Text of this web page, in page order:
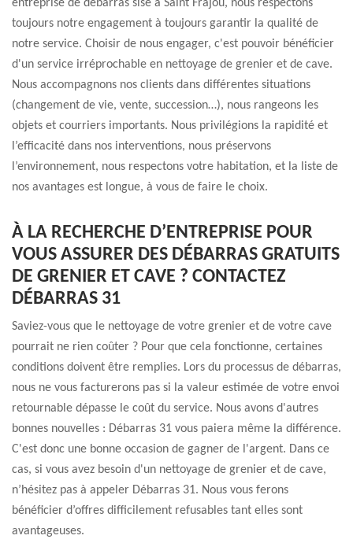
entreprise de débarras sise à Saint Frajou, nous respectons
toujours notre engagement à toujours garantir la qualité de
notre service. Choisir de nous engager, c'est pouvoir bénéficier
d'un service irréprochable en nettoyage de grenier et de cave.
Nous accompagnons nos clients dans différentes situations
(changement de vie, vente, succession…), nous rangeons les
objets et courriers importants. Nous privilégions la rapidité et
l’efficacité dans nos interventions, nous préservons
l’environnement, nous respectons votre habitation, et la liste de
nos avantages est longue, à vous de faire le choix.
À LA RECHERCHE D’ENTREPRISE POUR
VOUS ASSURER DES DÉBARRAS GRATUITS
DE GRENIER ET CAVE ? CONTACTEZ
DÉBARRAS 31
Saviez-vous que le nettoyage de votre grenier et de votre cave
pourrait ne rien coûter ? Pour que cela fonctionne, certaines
conditions doivent être remplies. Lors du processus de débarras,
nous ne vous facturerons pas si la valeur estimée de votre envoi
retournable dépasse le coût du service. Nous avons d'autres
bonnes nouvelles : Débarras 31 vous paiera même la différence.
C'est donc une bonne occasion de gagner de l'argent. Dans ce
cas, si vous avez besoin d'un nettoyage de grenier et de cave,
n’hésitez pas à appeler Débarras 31. Nous vous ferons
bénéficier d’offres difficilement refusables tant elles sont
avantageuses.